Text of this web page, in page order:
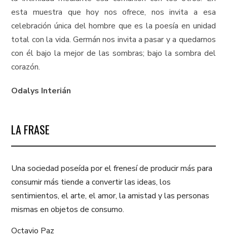
esta muestra que hoy nos ofrece, nos invita a esa
celebración única del hombre que es la poesía en unidad
total con la vida. Germán nos invita a pasar y a quedarnos
con él bajo la mejor de las sombras; bajo la sombra del
corazón.
Odalys Interián
LA FRASE
Una sociedad poseída por el frenesí de producir más para
consumir más tiende a convertir las ideas, los
sentimientos, el arte, el amor, la amistad y las personas
mismas en objetos de consumo.
Octavio Paz